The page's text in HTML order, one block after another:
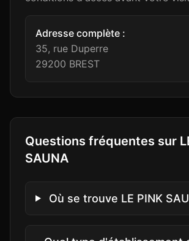
Adresse complète :
35, rue Duperre
29200 BREST
Questions fréquentes sur
SAUNA
Où se trouve LE PINK